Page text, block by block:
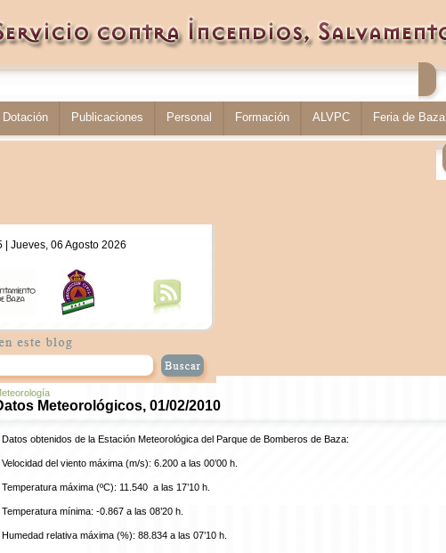
Dotación Publicaciones Personal Formación ALVPC Feria de Baza
| Jueves, 06 Agosto 2026
Meteorológicos, 01/02/2010
Datos obtenidos de la Estación Meteorológica del Parque de Bomberos de Baza:
Velocidad del viento máxima (m/s): 6.200 a las 00’00 h.
Temperatura máxima (ºC): 11.540 a las 17’10 h.
Temperatura mínima: -0.867 a las 08’20 h.
Humedad relativa máxima (%): 88.834 a las 07’10 h.